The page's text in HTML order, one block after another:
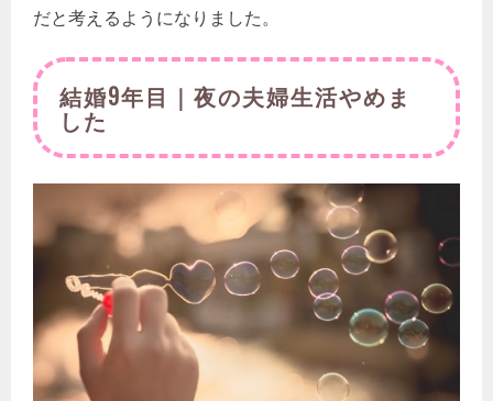
だと考えるようになりました。
結婚9年目｜夜の夫婦生活やめま
した